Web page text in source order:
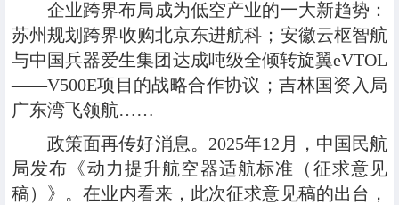
企业跨界布局成为低空产业的一大新趋势：
苏州规划跨界收购北京东进航科；安徽云枢智航
与中国兵器爱生集团达成吨级全倾转旋翼eVTOL
——V500E项目的战略合作协议；吉林国资入局
广东湾飞领航……
政策面再传好消息。2025年12月，中国民航
局发布《动力提升航空器适航标准（征求意见
稿）》。在业内看来，此次征求意见稿的出台，